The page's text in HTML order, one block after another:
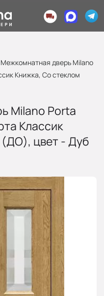
Межкомнатная дверь Milano
Книжка, Со стеклом
Milano Porta
Классик
цвет - Дуб